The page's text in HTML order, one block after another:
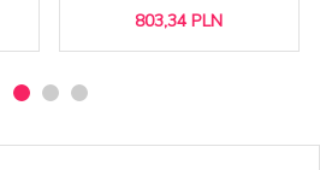
803,34 PLN